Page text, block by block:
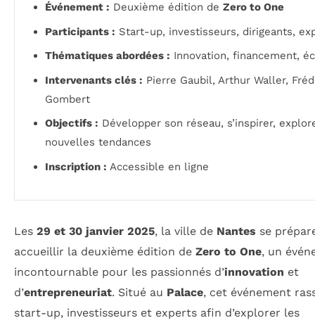
Événement : Deuxième édition de Zero to One
Participants : Start-up, investisseurs, dirigeants,
Thématiques abordées : Innovation, financement,
Intervenants clés : Pierre Gaubil, Arthur Waller,
Gombert
Objectifs : Développer son réseau, s’inspirer,
nouvelles tendances
Inscription : Accessible en ligne
Les 29 et 30 janvier 2025, la ville de Nantes se
accueillir la deuxième édition de Zero to One, un
incontournable pour les passionnés d’innovation et
d’entrepreneuriat. Situé au Palace, cet événement
start-up, investisseurs et experts afin d’explorer les